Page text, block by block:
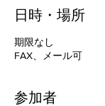
日時・場所
期限なし
FAX、メール可
参加者